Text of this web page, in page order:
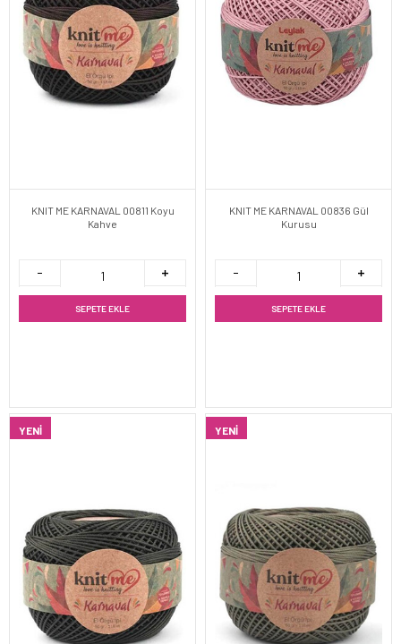
KNIT ME KARNAVAL 00811 Koyu
Kahve
SEPETE EKLE
KNIT ME KARNAVAL 00836 Gül
Kurusu
SEPETE EKLE
YENI YENI